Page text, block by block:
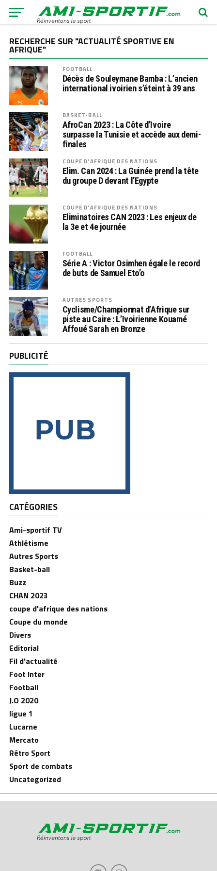
RECHERCHE SUR "ACTUALITÉ SPORTIVE EN
AFRIQUE"
FOOTBALL
Décès de Souleymane Bamba : L’ancien
international ivoirien s’éteint à 39 ans
BASKET-BALL
AfroCan 2023 : La Côte d’Ivoire
surpasse la Tunisie et accède aux demi-
finales
COUPE D'AFRIQUE DES NATIONS
Elim. Can 2024 : La Guinée prend la tête
du groupe D devant l’Egypte
COUPE D'AFRIQUE DES NATIONS
Eliminatoires CAN 2023 : Les enjeux de
la 3e et 4e journée
FOOTBALL
Série A : Victor Osimhen égale le record
de buts de Samuel Eto’o
AUTRES SPORTS
Cyclisme/Championnat d’Afrique sur
piste au Caire : L’Ivoirienne Kouamé
Affoué Sarah en Bronze
PUBLICITÉ
CATÉGORIES
Ami-sportif TV
Athlétisme
Autres Sports
Basket-ball
Buzz
CHAN 2023
coupe d'afrique des nations
Coupe du monde
Divers
Editorial
Fil d'actualité
Foot Inter
Football
J.O 2020
ligue 1
Lucarne
Mercato
Rétro Sport
Sport de combats
Uncategorized